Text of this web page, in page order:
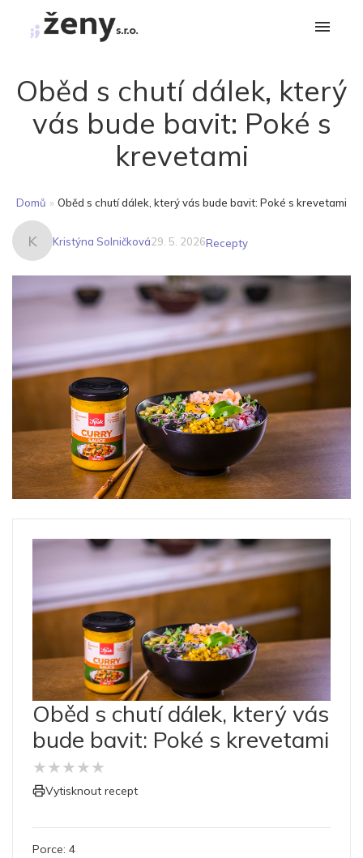
Oběd s chutí dálek, který
vás bude bavit: Poké s
krevetami
Domů » Oběd s chutí dálek, který vás bude bavit: Poké s krevetami
K Kristýna Solničková29. 5. 2026Recepty
Oběd s chutí dálek, který vás
bude bavit: Poké s krevetami
★★★★★
Vytisknout recept
Porce: 4